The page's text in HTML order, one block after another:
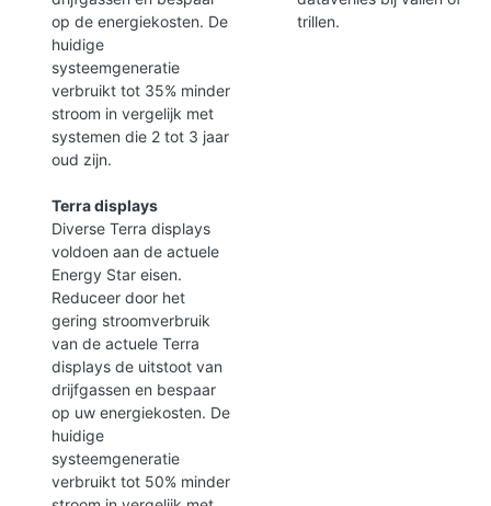
op de energiekosten. De
huidige
systeemgeneratie
verbruikt tot 35% minder
stroom in vergelijk met
systemen die 2 tot 3 jaar
oud zijn.
Terra displays
Diverse Terra displays
voldoen aan de actuele
Energy Star eisen.
Reduceer door het
gering stroomverbruik
van de actuele Terra
displays de uitstoot van
drijfgassen en bespaar
op uw energiekosten. De
huidige
systeemgeneratie
verbruikt tot 50% minder
trillen.